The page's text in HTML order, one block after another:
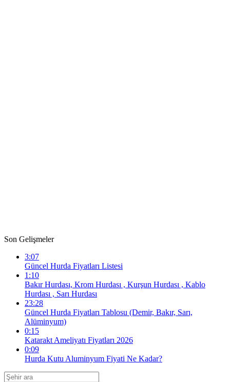
Son Gelişmeler
3:07
Güncel Hurda Fiyatları Listesi
1:10
Bakır Hurdası, Krom Hurdası , Kurşun Hurdası , Kablo
Hurdası , Sarı Hurdası
23:28
Güncel Hurda Fiyatları Tablosu (Demir, Bakır, Sarı,
Alüminyum)
0:15
Katarakt Ameliyatı Fiyatları 2026
0:09
Hurda Kutu Aluminyum Fiyati Ne Kadar?